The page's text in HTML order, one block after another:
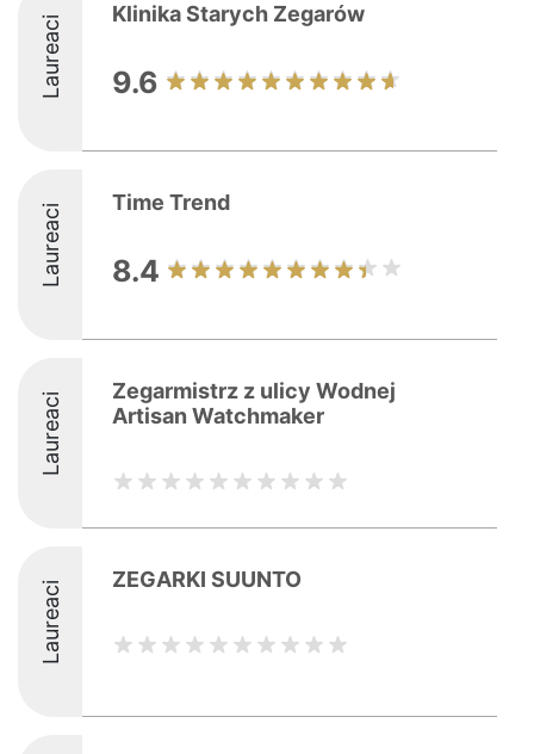
Laureaci Klinika Starych Zegarów
9.6
Laureaci Time Trend
8.4
Laureaci
Zegarmistrz z ulicy Wodnej
Artisan Watchmaker
Laureaci ZEGARKI SUUNTO